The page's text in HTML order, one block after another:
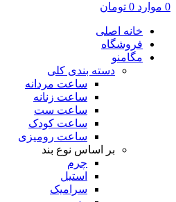
0 موارد 0 تومان
خانه اصلی
فروشگاه
مگامنو
دسته بندی کلی
ساعت مردانه
ساعت زنانه
ساعت ست
ساعت کودک
ساعت رومیزی
بر اساس نوع بند
چرم
استیل
سرامیک